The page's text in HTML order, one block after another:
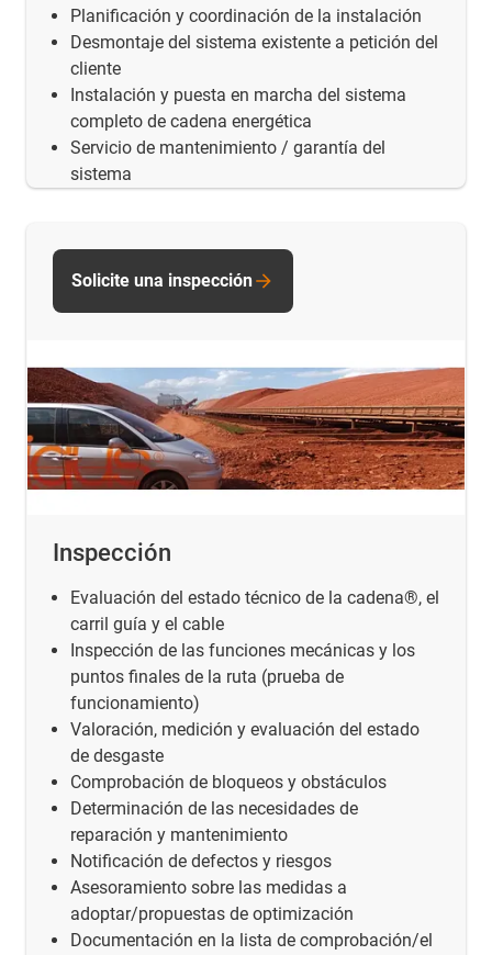
Planificación y coordinación de la instalación
Desmontaje del sistema existente a petición del
cliente
Instalación y puesta en marcha del sistema
completo de cadena energética
Servicio de mantenimiento / garantía del
sistema
Inspección
Evaluación del estado técnico de la cadena®, el
carril guía y el cable
Inspección de las funciones mecánicas y los
puntos finales de la ruta (prueba de
funcionamiento)
Valoración, medición y evaluación del estado
de desgaste
Comprobación de bloqueos y obstáculos
Determinación de las necesidades de
reparación y mantenimiento
Notificación de defectos y riesgos
Asesoramiento sobre las medidas a
adoptar/propuestas de optimización
Documentación en la lista de comprobación/el
Solicite una inspección